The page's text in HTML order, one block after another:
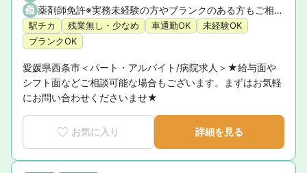
薬剤師免許※実務未経験の方やブランクのある方もご相談ください。
駅チカ 残業無し・少なめ 車通勤OK
未経験OK
ブランクOK
愛媛県西条市＜パート・アルバイト/病院求人＞★給与面や
シフト面などご相談可能な場合もございます。まずはお気軽
にお問い合わせくださいませ★
お気に入り 詳細を見る